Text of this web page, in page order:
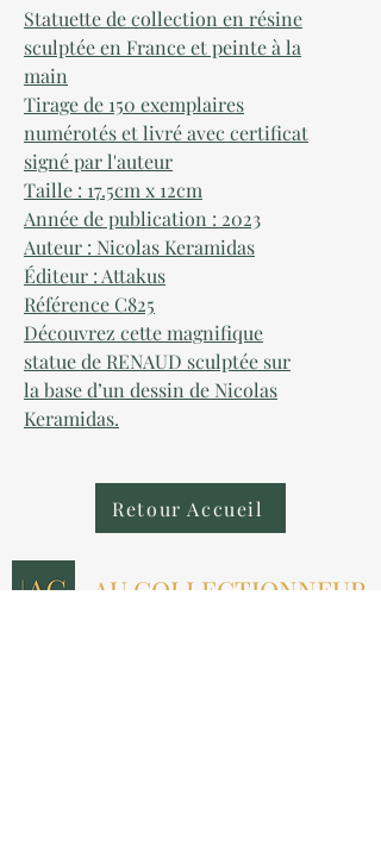
Statuette de collection en résine
sculptée en France et peinte à la
main
Tirage de 150 exemplaires
numérotés et livré avec certificat
signé par l'auteur
Taille : 17.5cm x 12cm
Année de publication : 2023
Auteur : Nicolas Keramidas
Éditeur : Attakus
Référence C825
Découvrez cette magnifique
statue de RENAUD sculptée sur
la base d’un dessin de Nicolas
Keramidas.
Retour Accueil
AU COLLECTIONNEUR